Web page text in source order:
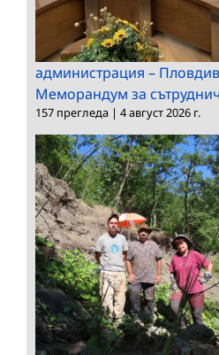
администрация –
Меморандум за
157 прегледа | 4 август 2026 г.